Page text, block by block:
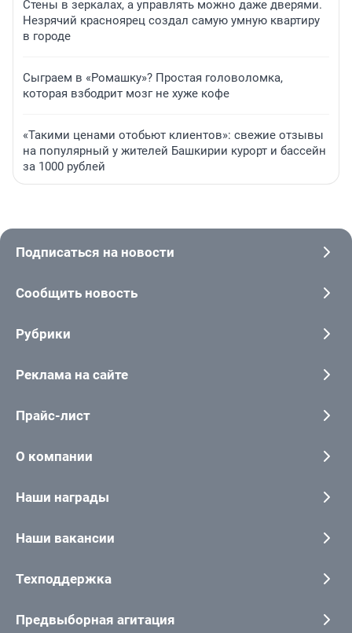
Стены в зеркалах, а управлять можно даже дверями.
Незрячий красноярец создал самую умную квартиру
в городе
Сыграем в «Ромашку»? Простая головоломка,
которая взбодрит мозг не хуже кофе
«Такими ценами отобьют клиентов»: свежие отзывы
на популярный у жителей Башкирии курорт и бассейн
за 1000 рублей
Подписаться на новости
Сообщить новость
Рубрики
Реклама на сайте
Прайс-лист
О компании
Наши награды
Наши вакансии
Техподдержка
Предвыборная агитация